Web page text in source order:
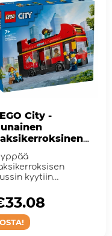
City -
kyytiin
OSTA!